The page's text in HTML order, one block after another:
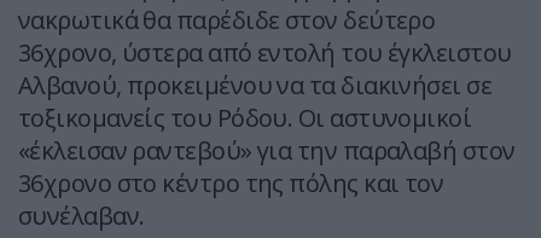
νακρωτικά θα παρέδιδε στον δεύτερο
36χρονο, ύστερα από εντολή του έγκλειστου
Αλβανού, προκειμένου να τα διακινήσει σε
τοξικομανείς του Ρόδου. Οι αστυνομικοί
«έκλεισαν ραντεβού» για την παραλαβή στον
36χρονο στο κέντρο της πόλης και τον
συνέλαβαν.